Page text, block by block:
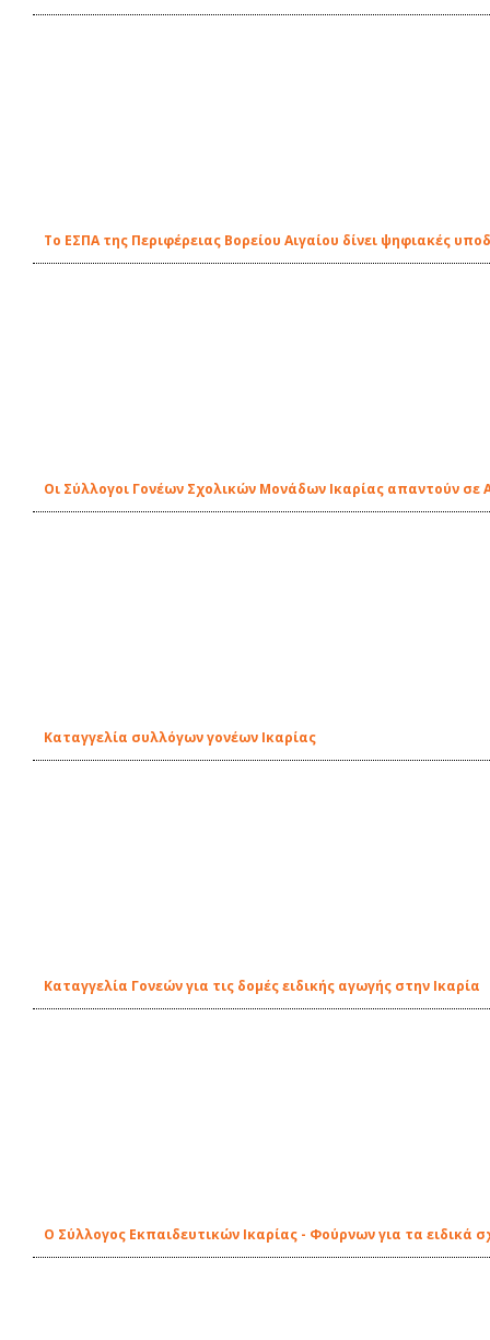
Το ΕΣΠΑ της Περιφέρειας Βορείου Αιγαίου δίνει ψηφιακές
Οι Σύλλογοι Γονέων Σχολικών Μονάδων Ικαρίας απαντούν
Καταγγελία συλλόγων γονέων Ικαρίας
Καταγγελία Γονεών για τις δομές ειδικής αγωγής στην Ικαρία
Ο Σύλλογος Εκπαιδευτικών Ικαρίας - Φούρνων για τα ειδικά